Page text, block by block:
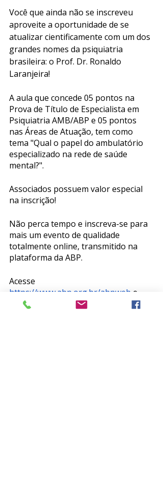
Você que ainda não se inscreveu
aproveite a oportunidade de se
atualizar cientificamente com um dos
grandes nomes da psiquiatria
brasileira: o Prof. Dr. Ronaldo
Laranjeira!
A aula que concede 05 pontos na
Prova de Título de Especialista em
Psiquiatria AMB/ABP e 05 pontos
nas Áreas de Atuação, tem como
tema "Qual o papel do ambulatório
especializado na rede de saúde
mental?".
Associados possuem valor especial
na inscrição!
Não perca tempo e inscreva-se para
mais um evento de qualidade
totalmente online, transmitido na
plataforma da ABP.
Acesse
https://www.abp.org.br/abpweb e
participe!